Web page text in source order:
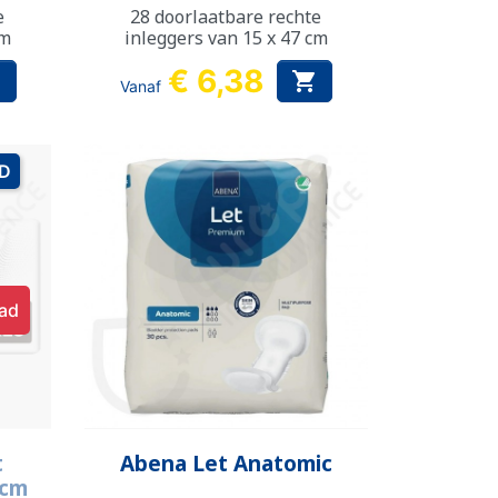
28 doorlaatbare rechte
inleggers van 15 x 47 cm
Vanaf € 6,38 
Abena Let Anatomic